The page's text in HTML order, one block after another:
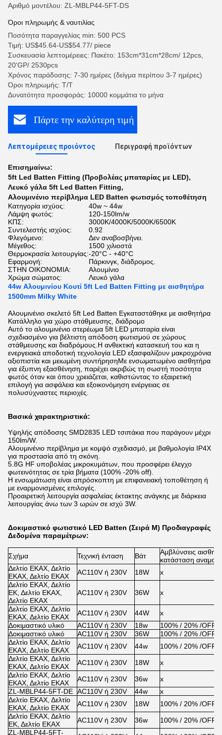
Αριθμό μοντέλου: ZL-MBLP44-5FT-DS
Όροι πληρωμής & ναυτιλίας
Ποσότητα παραγγελίας min: 500 PCS
Τιμή: US$45.64-US$54.77/ piece
Συσκευασία λεπτομέρειες: Πακέτο: 153cm*31cm*28cm/ 12pcs,
20'GP/ 2530pcs
Χρόνος παράδοσης: 7-30 ημέρες (δείγμα περίπου 3-7 ημέρες)
Όροι πληρωμής: Τ/Τ
Δυνατότητα προσφοράς: 10000 κομμάτια το μήνα
Πάρτε την καλύτερη τιμή
Λεπτομέρειες προιόντος Περιγραφή προϊόντων
Επισημαίνω:
5ft Led Batten Fitting (Προβολέας μπαταρίας με LED),
Λευκό γάλα 5ft Led Batten Fitting,
Αλουμινένιο περίβλημα LED Batten φωτισμός τοποθέτηση
Κατηγορία ισχύος:
40w ~ 44w
Λάμψη φωτός:
120-150lm/w
ΚΠΣ:
3000K/4000K/5000K/6500K
Συντελεστής ισχύος:
0.92
Φλεγόμενο:
Δεν αναβοσβήνει.
Μέγεθος:
1500 χιλιοστά
Θερμοκρασία λειτουργίας:-20°C - +40°C
Εφαρμογή:
Πάρκινγκ, διάδρομος.
ΣΤΗΝ ΟΙΚΟΝΟΜΙΑ:
Αλουμίνιο
Χρώμα σώματος:
Λευκό γάλα
44w Αλουμινίου Κουτί 5ft Led Batten Fitting με αισθητήρα
1500mm Milky White
Αλουμινένιο σκελετό 5ft Led Batten Εγκαταστάθηκε με αισθητήρα
Κατάλληλο για χώρο στάθμευσης, διάδρομο
Αυτό το αλουμινένιο στερέωμα 5ft LED μπαταρία είναι
σχεδιασμένο για βέλτιστη απόδοση φωτισμού σε χώρους
στάθμευσης και διαδρόμους.Η ανθεκτική κατασκευή του και η
ενεργειακά αποδοτική τεχνολογία LED εξασφαλίζουν μακροχρόνια
αξιοπιστία και μειωμένη συντήρησηΜε ενσωματωμένο αισθητήρα
για έξυπνη εξασθένηση, παρέχει ακριβώς τη σωστή ποσότητα
φωτός όταν και όπου χρειάζεται, καθιστώντας το εξαιρετική
επιλογή για ασφάλεια και εξοικονόμηση ενέργειας σε
πολυσύχναστες περιοχές.
Βασικά χαρακτηριστικά:
Υψηλής απόδοσης SMD2835 LED τσιπάκια που παράγουν μέχρι
150lm/W.
Αλουμινένιο περίβλημα με κομψό σχεδιασμό, με βαθμολογία IP4X
για προστασία από τη σκόνη.
5.8G HF υποβολέας μικροκυμάτων, που προσφέρει έλεγχο
φωτεινότητας σε τρία βήματα (100% -20% off).
Η ενσωμάτωση είναι απρόσκοπτη με επιφανειακή τοποθέτηση ή
με εναρμονισμένες επιλογές.
Προαιρετική λειτουργία ασφαλείας έκτακτης ανάγκης με διάρκεια
λειτουργίας άνω των 3 ωρών σε ισχύ 3W.
Δοκιμαστικό φωτιστικό LED Batten (Σειρά M) Προδιαγραφές
Δεδομένα παραμέτρων:
Σχήμα Τεχνική ένταση Βάτ
Αμβλύνσεις
κατάσταση
Δελτίο ΕΚΑΧ, Δελτίο
ΕΚΑΧ, Δελτίο ΕΚΑΧ
AC110V ή 230V 18W
x
Δελτίο ΕΚΑΧ, Δελτίο
ΕΚ, Δελτίο ΕΚΑΧ,
Δελτίο ΕΚΑΧ
AC110V ή 230V 36W x
Δελτίο ΕΚΑΧ, Δελτίο
ΕΚΑΧ, Δελτίο ΕΚΑΧ
AC110V ή 230V 44W
x
Δοκιμαστικό υλικό
AC110V ή 230V 18w
100% / 20% /OFF
Δοκιμαστικό υλικό
AC110V ή 230V 36W
100% / 20% /OFF
Δελτίο ΕΚΑΧ, Δελτίο
ΕΚΑΧ, Δελτίο ΕΚΑΧ
AC110V ή 230V 44w
100% / 20% /OFF
Δελτίο ΕΚΑΧ, Δελτίο
ΕΚΑΧ, Δελτίο ΕΚΑΧ
AC110V ή 230V 18W
x
Δελτίο ΕΚΑΧ, Δελτίο
ΕΚΑΧ, Δελτίο ΕΚΑΧ
AC110V ή 230V 36w
x
ZL-MBLP44-5FT-DE AC110V ή 230V 44w
x
Δελτίο ΕΚΑΧ, Δελτίο
ΕΚΑΧ, Δελτίο ΕΚΑΧ
AC110V ή 230V 18W
100% / 20% /OFF
Δελτίο ΕΚΑΧ, Δελτίο
ΕΚ, Δελτίο ΕΚΑΧ
AC110V ή 230V 36w
100% / 20% /OFF
ZL-MBLP44-5FT-